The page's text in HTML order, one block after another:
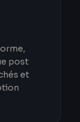
post
et